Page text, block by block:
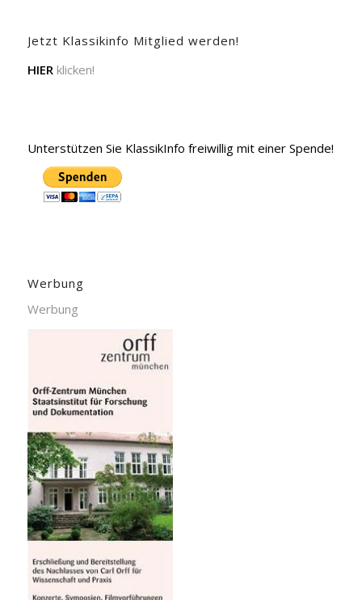
Jetzt Klassikinfo Mitglied werden!
HIERklicken!
Unterstützen Sie KlassikInfo freiwillig mit einer Spende!
Werbung
Werbung